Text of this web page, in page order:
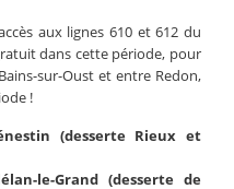
aux lignes 610 et 612 du
dans cette période, pour
sur-Oust et entre Redon,
!
(desserte Rieux et
le-Grand (desserte de